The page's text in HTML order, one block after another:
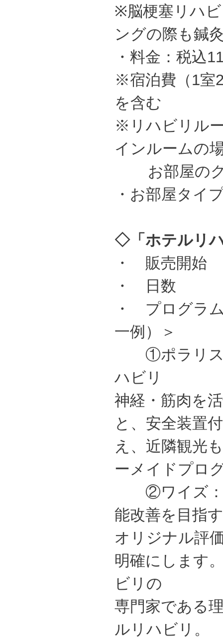
※脳梗塞リハ
ングの際も鍼
・料金：税込
※宿泊費（1室
を含む
※リハビリル
インルームの
お部屋のグ
・お部屋タイ
◇「ホテルリ
・ 販売開始
・ 日数 ：
・ プログラ
一例）＞
①ポラリス：
ハビリ
神経・筋肉を
と、安全装置
え、近隣観光
ーメイドプロ
②ワイズ：1
能改善を目指
オリジナル評
明確にします
ビリの
専門家である
ルリハビリ。